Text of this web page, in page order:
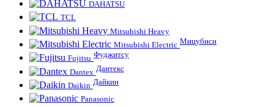
DAHATSU
TCL
Mitsubishi Heavy
Mitsubishi Electric Мицубиси
Fujitsu Фуджитсу
Dantex Дантекс
Daikin Дайкин
Panasonic